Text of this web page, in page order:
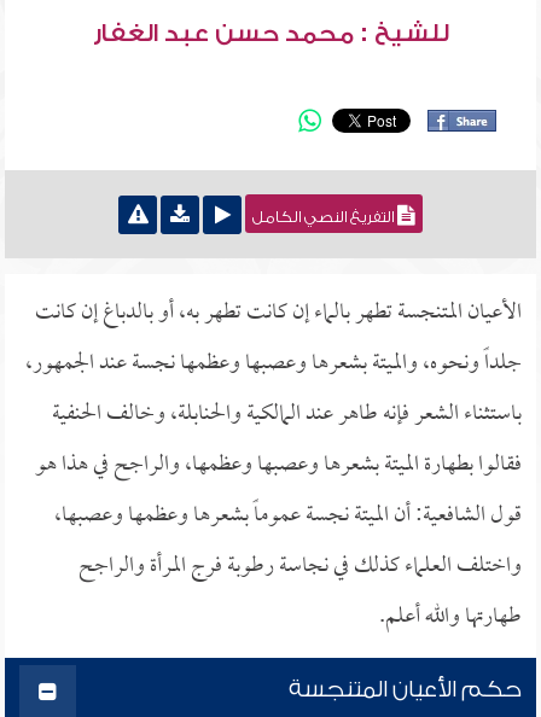
للشيخ : محمد حسن عبد الغفار
التفريغ النصي الكامل
الأعيان المتنجسة تطهر بالماء إن كانت تطهر به، أو بالدباغ إن كانت
جلداً ونحوه، والميتة بشعرها وعصبها وعظمها نجسة عند الجمهور،
باستثناء الشعر فإنه طاهر عند المالكية والحنابلة، وخالف الحنفية
فقالوا بطهارة الميتة بشعرها وعصبها وعظمها، والراجح في هذا هو
قول الشافعية: أن الميتة نجسة عموماً بشعرها وعظمها وعصبها،
واختلف العلماء كذلك في نجاسة رطوبة فرج المرأة والراجح
طهارتها والله أعلم.
حكم الأعيان المتنجسة